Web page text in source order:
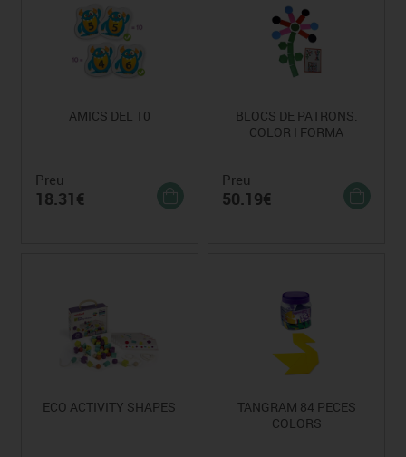
AMICS DEL 10
Preu
18.31€
BLOCS DE PATRONS.
COLOR I FORMA
Preu
50.19€
ECO ACTIVITY SHAPES
TANGRAM 84 PECES
COLORS